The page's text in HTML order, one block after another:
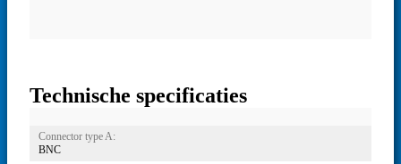
Technische specificaties
Connector type A:
BNC